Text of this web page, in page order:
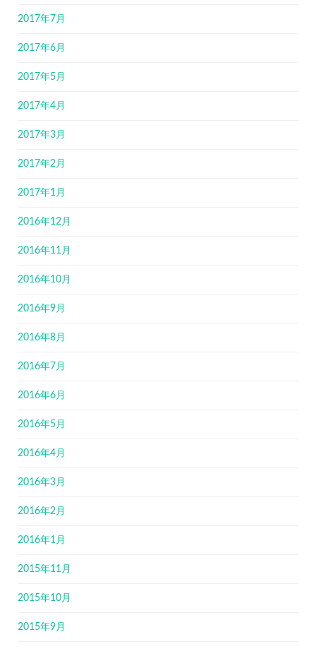
2017年7月
2017年6月
2017年5月
2017年4月
2017年3月
2017年2月
2017年1月
2016年12月
2016年11月
2016年10月
2016年9月
2016年8月
2016年7月
2016年6月
2016年5月
2016年4月
2016年3月
2016年2月
2016年1月
2015年11月
2015年10月
2015年9月